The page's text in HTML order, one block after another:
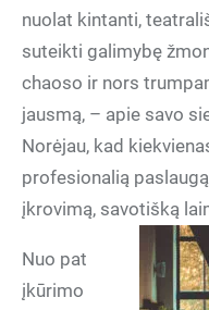
nuolat kintanti,
suteikti galimybę
chaoso ir nors
jausmą, – apie savo
Norėjau, kad
profesionalią
įkrovimą, savotišką
Nuo pat
įkūrimo